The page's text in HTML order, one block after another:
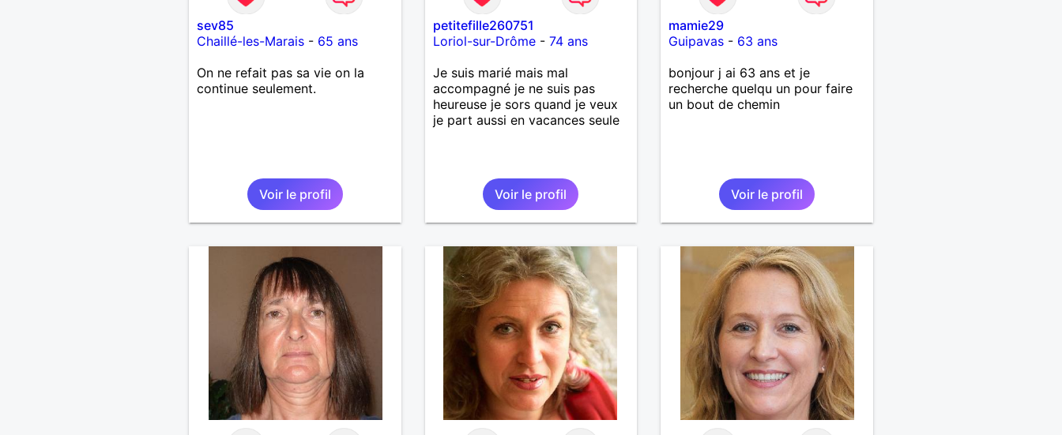
sev85
Chaillé-les-Marais- 65 ans
On ne refait pas sa vie on la
continue seulement.
Voir le profil
petitefille260751
Loriol-sur-Drôme- 74 ans
Je suis marié mais mal
accompagné je ne suis pas
heureuse je sors quand je veux
je part aussi en vacances seule
Voir le profil
mamie29
Guipavas - 63 ans
bonjour j ai 63 ans et je
recherche quelqu un pour faire
un bout de chemin
Voir le profil